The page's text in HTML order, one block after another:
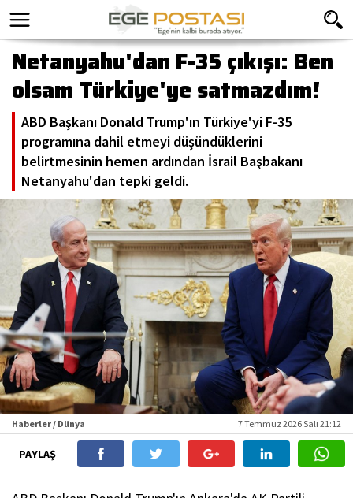
Netanyahu'dan F-35 çıkışı: Ben
olsam Türkiye'ye satmazdım!
ABD Başkanı Donald Trump'ın Türkiye'yi F-35
programına dahil etmeyi düşündüklerini
belirtmesinin hemen ardından İsrail Başbakanı
Netanyahu'dan tepki geldi.
Haberler / Dünya 7 Temmuz 2026 Salı 21:12
PAYLAŞ